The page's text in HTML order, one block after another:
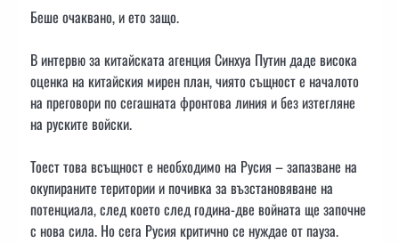
Беше очаквано, и ето защо.
В интервю за китайската агенция Синхуа Путин даде висока
оценка на китайския мирен план, чиято същност е началото
на преговори по сегашната фронтова линия и без изтегляне
на руските войски.
Тоест това всъщност е необходимо на Русия – запазване на
окупираните територии и почивка за възстановяване на
потенциала, след което след година-две войната ще започне
с нова сила. Но сега Русия критично се нуждае от пауза.